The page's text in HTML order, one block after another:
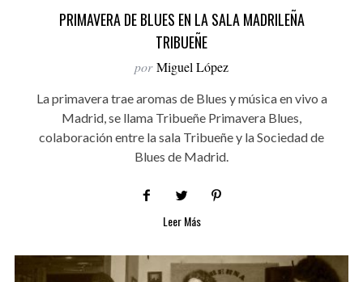
PRIMAVERA DE BLUES EN LA SALA MADRILEÑA
TRIBUEÑE
por Miguel López
La primavera trae aromas de Blues y música en vivo a
Madrid, se llama Tribueñe Primavera Blues,
colaboración entre la sala Tribueñe y la Sociedad de
Blues de Madrid.
Leer Más